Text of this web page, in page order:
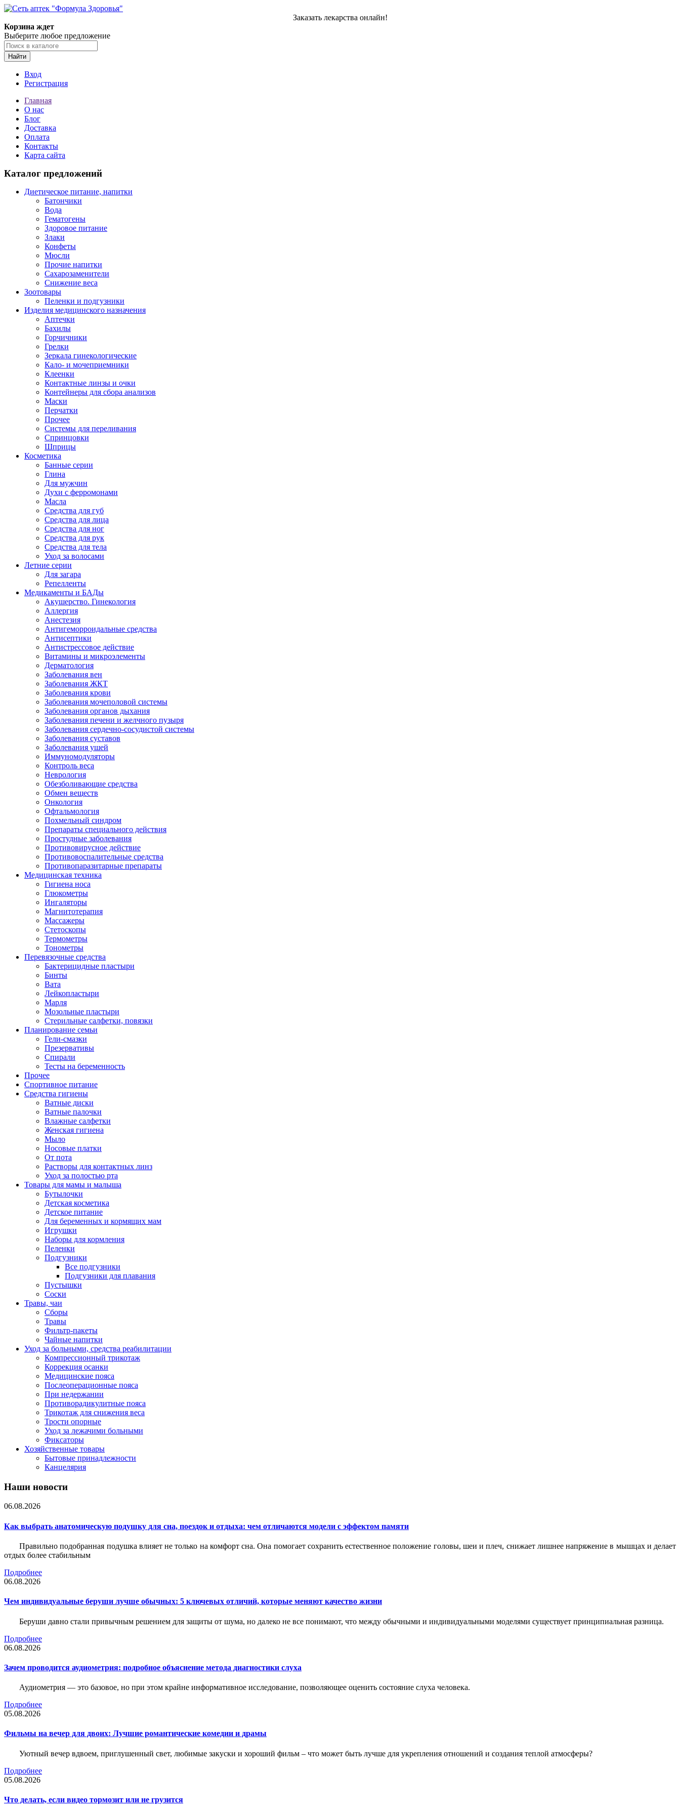
Заказать лекарства онлайн!
Корзина ждет
Выберите любое предложение
Найти
Вход
Регистрация
Главная
О нас
Блог
Доставка
Оплата
Контакты
Карта сайта
Каталог предложений
Диетическое питание, напитки
Батончики
Вода
Гематогены
Здоровое питание
Злаки
Конфеты
Мюсли
Прочие напитки
Сахарозаменители
Снижение веса
Зоотовары
Пеленки и подгузники
Изделия медицинского назначения
Аптечки
Бахилы
Горчичники
Грелки
Зеркала гинекологические
Кало- и мочеприемники
Клеенки
Контактные линзы и очки
Контейнеры для сбора анализов
Маски
Перчатки
Прочее
Системы для переливания
Спринцовки
Шприцы
Косметика
Банные серии
Глина
Для мужчин
Духи с ферромонами
Масла
Средства для губ
Средства для лица
Средства для ног
Средства для рук
Средства для тела
Уход за волосами
Летние серии
Для загара
Репелленты
Медикаменты и БАДы
Акушерство. Гинекология
Аллергия
Анестезия
Антигеморроидальные средства
Антисептики
Антистрессовое действие
Витамины и микроэлементы
Дерматология
Заболевания вен
Заболевания ЖКТ
Заболевания крови
Заболевания мочеполовой системы
Заболевания органов дыхания
Заболевания печени и желчного пузыря
Заболевания сердечно-сосудистой системы
Заболевания суставов
Заболевания ушей
Иммуномодуляторы
Контроль веса
Неврология
Обезболивающие средства
Обмен веществ
Онкология
Офтальмология
Похмельный синдром
Препараты специального действия
Простудные заболевания
Противовирусное действие
Противовоспалительные средства
Противопаразитарные препараты
Медицинская техника
Гигиена носа
Глюкометры
Ингаляторы
Магнитотерапия
Массажеры
Стетоскопы
Термометры
Тонометры
Перевязочные средства
Бактерицидные пластыри
Бинты
Вата
Лейкопластыри
Марля
Мозольные пластыри
Стерильные салфетки, повязки
Планирование семьи
Гели-смазки
Презервативы
Спирали
Тесты на беременность
Прочее
Спортивное питание
Средства гигиены
Ватные диски
Ватные палочки
Влажные салфетки
Женская гигиена
Мыло
Носовые платки
От пота
Растворы для контактных линз
Уход за полостью рта
Товары для мамы и малыша
Бутылочки
Детская косметика
Детское питание
Для беременных и кормящих мам
Игрушки
Наборы для кормления
Пеленки
Подгузники
Все подгузники
Подгузники для плавания
Пустышки
Соски
Травы, чаи
Сборы
Травы
Фильтр-пакеты
Чайные напитки
Уход за больными, средства реабилитации
Компрессионный трикотаж
Коррекция осанки
Медицинские пояса
Послеоперационные пояса
При недержании
Противорадикулитные пояса
Трикотаж для снижения веса
Трости опорные
Уход за лежачими больными
Фиксаторы
Хозяйственные товары
Бытовые принадлежности
Канцелярия
Наши новости
06.08.2026
Как выбрать анатомическую подушку для сна, поездок и отдыха: чем отличаются модели с эффектом памяти
Правильно подобранная подушка влияет не только на комфорт сна. Она помогает сохранить естественное положение головы, шеи и плеч, снижает лишнее напряжение в мышцах и делает
отдых более стабильным
Подробнее
06.08.2026
Чем индивидуальные беруши лучше обычных: 5 ключевых отличий, которые меняют качество жизни
Беруши давно стали привычным решением для защиты от шума, но далеко не все понимают, что между обычными и индивидуальными моделями существует принципиальная разница.
Подробнее
06.08.2026
Зачем проводится аудиометрия: подробное объяснение метода диагностики слуха
Аудиометрия — это базовое, но при этом крайне информативное исследование, позволяющее оценить состояние слуха человека.
Подробнее
05.08.2026
Фильмы на вечер для двоих: Лучшие романтические комедии и драмы
Уютный вечер вдвоем, приглушенный свет, любимые закуски и хороший фильм – что может быть лучше для укрепления отношений и создания теплой атмосферы?
Подробнее
05.08.2026
Что делать, если видео тормозит или не грузится